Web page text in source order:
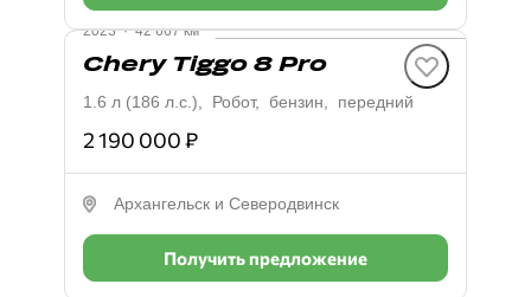
2023·42 667 км
Chery Tiggo 8 Pro
1.6 л (186 л.с.), Робот, бензин, передний
2 190 000 ₽
Архангельск и Северодвинск
Получить предложение